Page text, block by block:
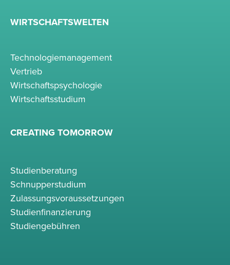
WIRTSCHAFTSWELTEN
Technologiemanagement
Vertrieb
Wirtschaftspsychologie
Wirtschaftsstudium
CREATING TOMORROW
Studienberatung
Schnupperstudium
Zulassungsvoraussetzungen
Studienfinanzierung
Studiengebühren